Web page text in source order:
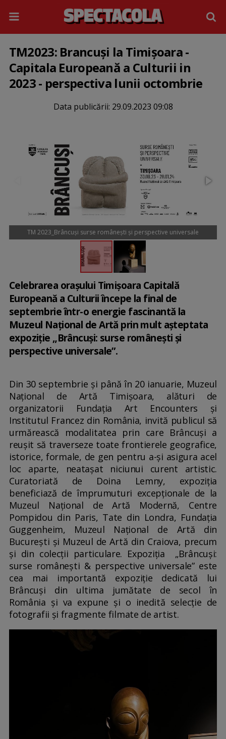
TM2023: Brancuși la Timișoara -
Capitala Europeană a Culturii in
2023 - perspectiva lunii octombrie
Data publicării: 29.09.2023 09:08
TM 2023_Brâncuși surse românești și perspective universale
Celebrarea orașului Timișoara Capitală
Europeană a Culturii începe la final de
septembrie într-o energie fascinantă la
Muzeul Național de Artă prin mult așteptata
expoziție „Brâncuși: surse românești și
perspective universale”.
Din 30 septembrie și până în 20 ianuarie, Muzeul
Național de Artă Timișoara, alături de
organizatorii Fundația Art Encounters și
Institutul Francez din România, invită publicul să
urmărească modalitatea prin care Brâncuși a
reușit să traverseze toate frontierele geografice,
istorice, formale, de gen pentru a-și asigura acel
loc aparte, neatașat niciunui curent artistic.
Curatoriată de Doina Lemny, expoziția
beneficiază de împrumuturi excepționale de la
Muzeul Național de Artă Modernă, Centre
Pompidou din Paris, Tate din Londra, Fundația
Guggenheim, Muzeul Național de Artă din
București și Muzeul de Artă din Craiova, precum
și din colecții particulare. Expoziția „Brâncuși:
surse românești & perspective universale” este
cea mai importantă expoziție dedicată lui
Brâncuși din ultima jumătate de secol în
România și va expune și o inedită selecție de
fotografii și fragmente filmate de artist.